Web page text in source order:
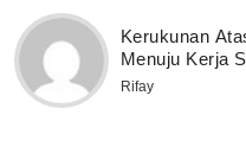
Kerukunan
Menuju Kerja
Rifay